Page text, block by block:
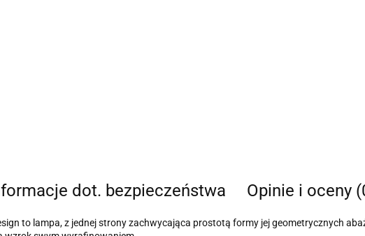
dot. bezpieczeństwa Opinie i oceny
to lampa, z jednej strony zachwycająca prostotą formy jej geometrycznych